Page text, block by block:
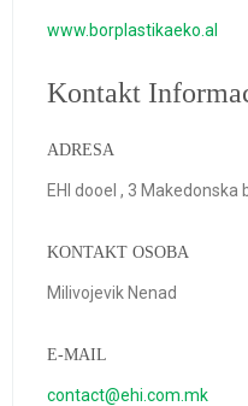
www.borplastikaeko.al
Kontakt
ADRESA
EHI dooel , 3 Makedonska
KONTAKT OSOBA
Milivojevik Nenad
E-MAIL
contact@ehi.com.mk